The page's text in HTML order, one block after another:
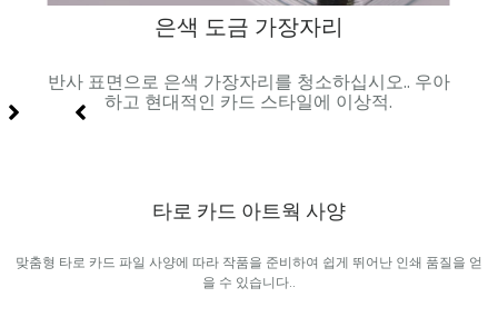
은색 도금 가장자리
반사 표면으로 은색 가장자리를 청소하십시오.. 우아
하고 현대적인 카드 스타일에 이상적.
타로 카드 아트웍 사양
맞춤형 타로 카드 파일 사양에 따라 작품을 준비하여 쉽게 뛰어난 인쇄 품질을 얻
을 수 있습니다..